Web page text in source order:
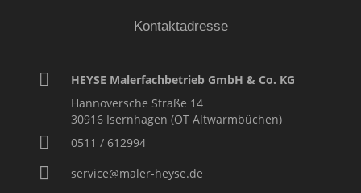
Kontaktadresse
HEYSE Malerfachbetrieb GmbH & Co. KG
Hannoversche Straße 14
30916 Isernhagen (OT Altwarmbüchen)
0511 / 612994
service@maler-heyse.de